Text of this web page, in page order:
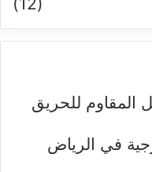
المقاوم للحريق
في الرياض